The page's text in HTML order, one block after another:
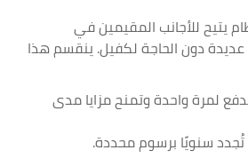
يتيح للأجانب المقيمين في
عديدة دون الحاجة لكفيل. ينقسم هذا
لمرة واحدة وتمنح مزايا مدى
تُجدد سنويًا برسوم محددة.